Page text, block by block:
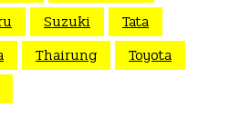
Suzuki
Tata
Thairung
Toyota